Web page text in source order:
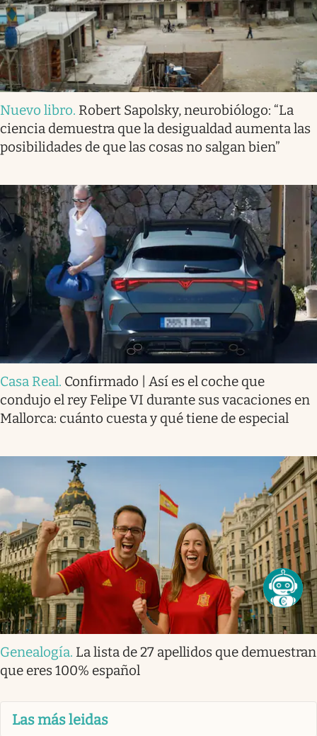
Nuevo libro. Robert Sapolsky, neurobiólogo: “La
ciencia demuestra que la desigualdad aumenta las
posibilidades de que las cosas no salgan bien”
Casa Real. Confirmado | Así es el coche que
condujo el rey Felipe VI durante sus vacaciones en
Mallorca: cuánto cuesta y qué tiene de especial
Genealogía. La lista de 27 apellidos que demuestran
que eres 100% español
Las más leidas